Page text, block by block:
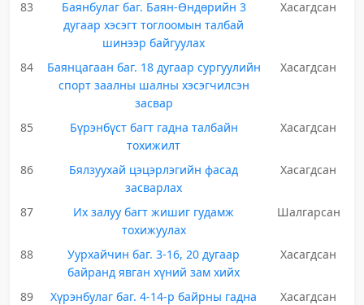
83
Баянбулаг баг. Баян-Өндөрийн 3
дугаар хэсэгт тоглоомын талбай
шинээр байгуулах
Хасагдсан
84
Баянцагаан баг. 18 дугаар сургуулийн
спорт заалны шалны хэсэгчилсэн
засвар
Хасагдсан
85
Бүрэнбүст багт гадна талбайн
тохижилт
Хасагдсан
86
Бялзуухай цэцэрлэгийн фасад
засварлах
Хасагдсан
87
Их залуу багт жишиг гудамж
тохижуулах
Шалгарсан
88
Уурхайчин баг. 3-16, 20 дугаар
байранд явган хүний зам хийх
Хасагдсан
89
Хүрэнбулаг баг. 4-14-р байрны гадна
Хасагдсан